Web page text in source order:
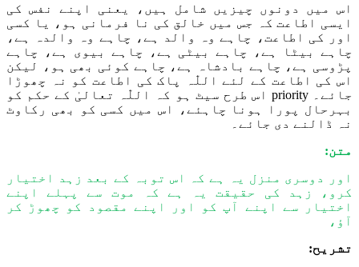
اس میں دونوں چیزیں شامل ہیں، یعنی اپنے نفس کی
ایسی اطاعت کہ
جس میں خالق کی نا فرمانی ہو، یا کسی
اور کی اطاعت، چاہے وہ والد ہے، چاہے وہ والدہ ہے،
چاہے بیٹا ہے، چاہے بیٹی ہے، چاہے بیوی ہے، چاہے
پڑوسی ہے، چاہے بادشاہ ہے، چاہے کوئی بھی ہو، لیکن
اس ک ی اطاعت کے لئے اللّٰہ
پاک کی اطاعت کو نہ چھوڑا
جائے۔ priority اس طرح سیٹ ہو کہ
اللّٰہ
تعالیٰ کے حکم کو
بہرحال پورا ہونا چاہئے ، اس میں کسی کو بھی رکا و ٹ
نہ ڈالنے دی جائے۔
متن:
اور دوسری منزل یہ ہے کہ اس توبہ کے بعد زہد اختیار
کرو، زہد کی حقیقت یہ ہے کہ موت سے پہلے اپنے
اختیار سے اپنے آپ کو اور اپنے مقصود کو چھوڑ کر
آؤ،
تشریح: